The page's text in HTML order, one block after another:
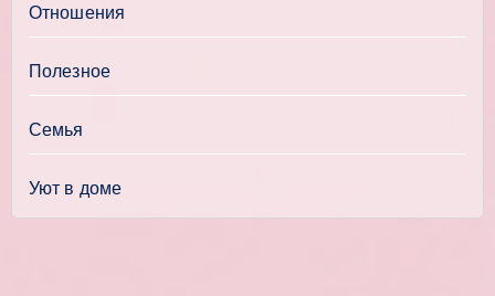
Отношения
Полезное
Семья
Уют в доме